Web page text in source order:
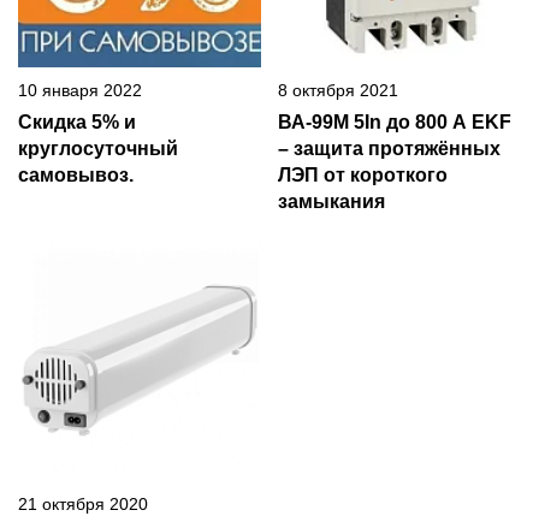
10 января 2022
Скидка 5% и
круглосуточный
самовывоз.
8 октября 2021
ВА-99М 5In до 800 А EKF
– защита протяжённых
ЛЭП от короткого
замыкания
21 октября 2020